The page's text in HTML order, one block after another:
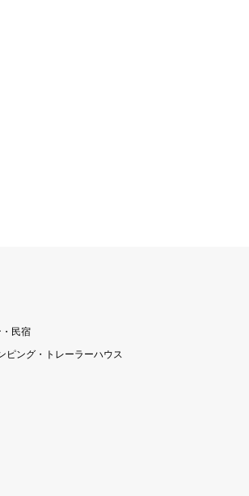
民宿
ピング・トレーラーハウス